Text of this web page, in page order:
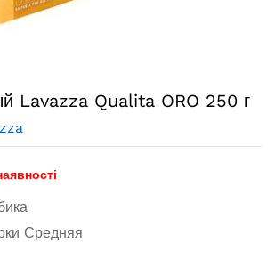
Lavazza Qualita ORO 250 г
Средняя